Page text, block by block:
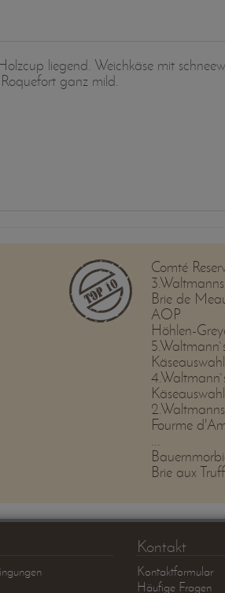
liegend. Weichkäse mit
ganz mild.
Comté
3.Waltmanns
Brie de
AOP
Höhlen-
Käseauswahl
Käseauswahl
2.Waltmanns
Fourme
Brie aux
Kontakt
Kontaktformular
Häufige Fragen